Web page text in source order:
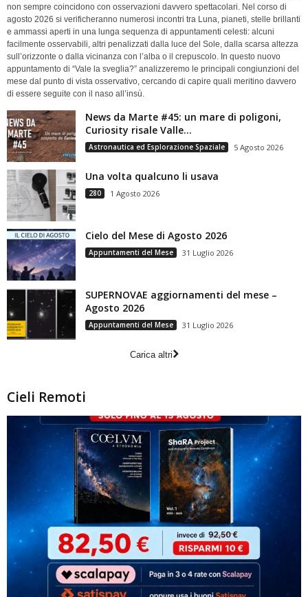
non sempre coincidono con osservazioni davvero spettacolari. Nel corso di
agosto 2026 si verificheranno numerosi incontri tra Luna, pianeti, stelle brillanti
e ammassi aperti in una lunga sequenza di appuntamenti celesti: alcuni
facilmente osservabili, altri penalizzati dalla luce del Sole, dalla scarsa altezza
sull’orizzonte o dalla vicinanza con l’alba o il crepuscolo. In questo nuovo
appuntamento di “Vale la sveglia?” analizzeremo le principali congiunzioni del
mese dal punto di vista osservativo, cercando di capire quali meritino davvero
di essere seguite con il naso all’insù.
News da Marte #45: un mare di poligoni,
Curiosity risale Valle...
Astronautica ed Esplorazione Spaziale 5 Agosto 2026
Una volta qualcuno li usava
280 1 Agosto 2026
Cielo del Mese di Agosto 2026
Appuntamenti del Mese 31 Luglio 2026
SUPERNOVAE aggiornamenti del mese –
Agosto 2026
Appuntamenti del Mese 31 Luglio 2026
Carica altri
Cieli Remoti